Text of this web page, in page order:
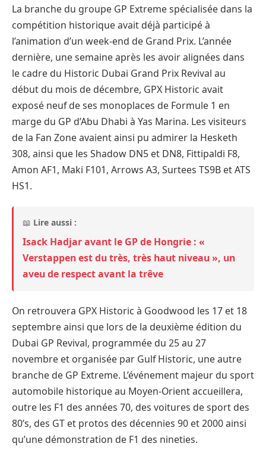
La branche du groupe GP Extreme spécialisée dans la
compétition historique avait déjà participé à
l’animation d’un week-end de Grand Prix. L’année
dernière, une semaine après les avoir alignées dans
le cadre du Historic Dubai Grand Prix Revival au
début du mois de décembre, GPX Historic avait
exposé neuf de ses monoplaces de Formule 1 en
marge du GP d’Abu Dhabi à Yas Marina. Les visiteurs
de la Fan Zone avaient ainsi pu admirer la Hesketh
308, ainsi que les Shadow DN5 et DN8, Fittipaldi F8,
Amon AF1, Maki F101, Arrows A3, Surtees TS9B et ATS
HS1.
📖 Lire aussi :
Isack Hadjar avant le GP de Hongrie : «
Verstappen est du très, très haut niveau », un
aveu de respect avant la trêve
On retrouvera GPX Historic à Goodwood les 17 et 18
septembre ainsi que lors de la deuxième édition du
Dubai GP Revival, programmée du 25 au 27
novembre et organisée par Gulf Historic, une autre
branche de GP Extreme. L’événement majeur du sport
automobile historique au Moyen-Orient accueillera,
outre les F1 des années 70, des voitures de sport des
80’s, des GT et protos des décennies 90 et 2000 ainsi
qu’une démonstration de F1 des nineties.